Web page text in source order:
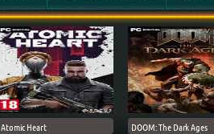
Atomic Heart DOOM: The Dark Ages